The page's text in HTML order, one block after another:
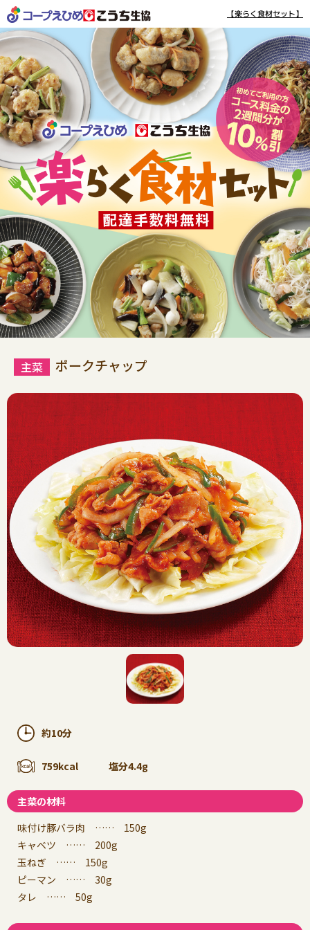
【楽らく食材セット】
ポークチャップ
約10分
759kcal 塩分4.4g
主菜の材料
味付け豚バラ肉 …… 150g
キャベツ …… 200g
玉ねぎ …… 150g
ピーマン …… 30g
タレ …… 50g